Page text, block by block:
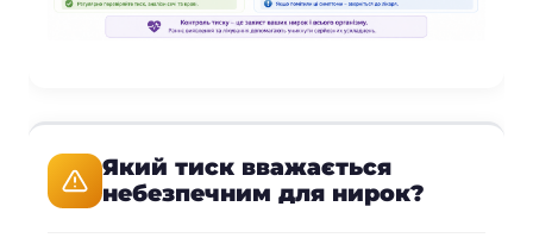
Який тиск вважається
небезпечним для нирок?